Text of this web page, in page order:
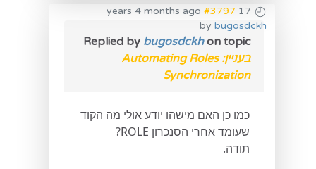
17 years 4 months ago
#3797
by bugosdckh
Replied by bugosdckhon topic
בעניין: Automating Roles
Synchronization
כמו כן האם מישהו יודע אולי מה הקוד
שעומד אחרי הסנכרון ROLE?
תודה.